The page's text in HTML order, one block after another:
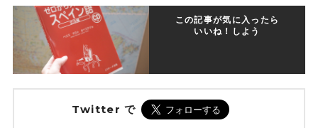
この記事が気に入ったら
いいね！しよう
Twitter で